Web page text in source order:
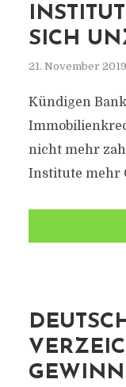
SICH
21. November 2019
Kündigen
nicht mehr
Institute mehr